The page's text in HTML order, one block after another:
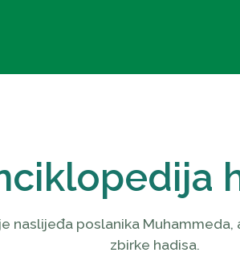
naslijeđa poslanika Muhammeda,
zbirke hadisa.